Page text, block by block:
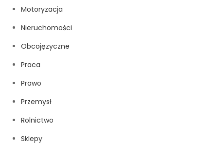
Motoryzacja
Nieruchomości
Obcojęzyczne
Praca
Prawo
Przemysł
Rolnictwo
Sklepy